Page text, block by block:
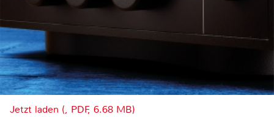
Jetzt laden (, PDF, 6.68 MB)